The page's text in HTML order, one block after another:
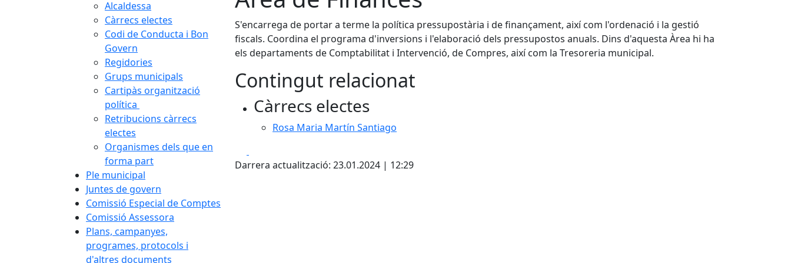
Alcaldessa
Càrrecs electes
Codi de Conducta i Bon
Govern
Regidories
Grups municipals
Cartipàs organització
política
Retribucions càrrecs
electes
Organismes dels que en
forma part
Ple municipal
Juntes de govern
Comissió Especial de Comptes
Comissió Assessora
Plans, campanyes,
programes, protocols i
d'altres documents
S'encarrega de portar a terme la política pressupostària i de finançament, així com l'ordenació i la gestió
fiscals. Coordina el programa d'inversions i l'elaboració dels pressupostos anuals. Dins d'aquesta Àrea hi ha
els departaments de Comptabilitat i Intervenció, de Compres, així com la Tresoreria municipal.
Contingut relacionat
Càrrecs electes
Rosa Maria Martín Santiago
Darrera actualització: 23.01.2024 | 12:29